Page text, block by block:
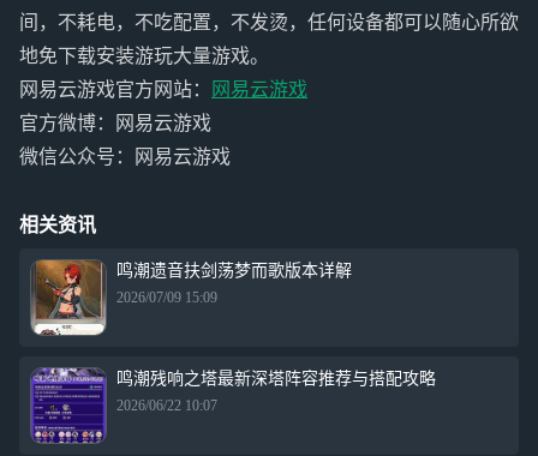
间，不耗电，不吃配置，不发烫，任何设备都可以随心所欲
地免下载安装游玩大量游戏。
网易云游戏官方网站：
网易云游戏
官方微博：网易云游戏
微信公众号：网易云游戏
相关资讯
鸣潮遗音扶剑荡梦而歌版本详解
2026/07/09 15:09
鸣潮残响之塔最新深塔阵容推荐与搭配攻略
2026/06/22 10:07